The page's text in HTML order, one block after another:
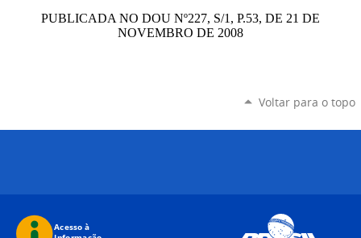
PUBLICADA NO DOU Nº227, S/1, P.53, DE 21 DE
NOVEMBRO DE 2008
Voltar para o topo